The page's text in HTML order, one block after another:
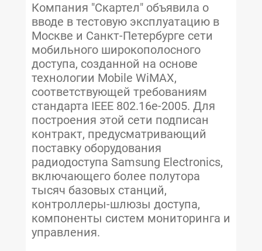
Компания "Скартел" объявила о
вводе в тестовую эксплуатацию в
Москве и Санкт-Петербурге сети
мобильного широкополосного
доступа, созданной на основе
технологии Mobile WiMAX,
соответствующей требованиям
стандарта IEEE 802.16e-2005. Для
построения этой сети подписан
контракт, предусматривающий
поставку оборудования
радиодоступа Samsung Electronics,
включающего более полутора
тысяч базовых станций,
контроллеры-шлюзы доступа,
компоненты систем мониторинга и
управления.